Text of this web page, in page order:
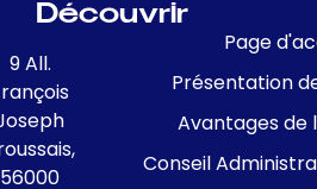
9 All.
56000
Découvrir
Page
Présentation
Avantages de
Conseil